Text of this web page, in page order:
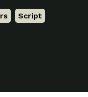
Script